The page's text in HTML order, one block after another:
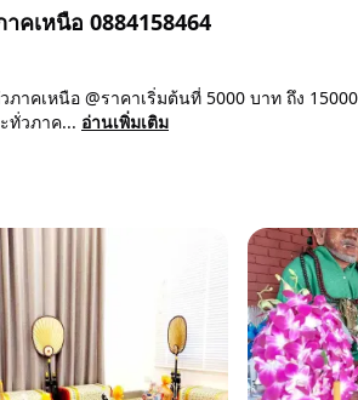
คเหนือ 0884158464
าคเหนือ @ราคาเริ่มต้นที่ 5000 บาท ถึง
ทั่วภาค... อ่านเพิ่มเติม